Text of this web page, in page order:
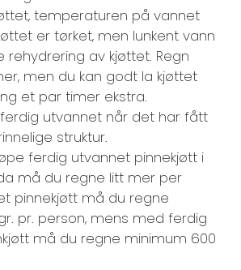
temperaturen på vannet
er tørket, men lunkent vann
rehydrering av kjøttet. Regn
men du kan godt la kjøttet
et par timer ekstra.
utvannet når det har fått
struktur.
ferdig utvannet pinnekjøtt i
må du regne litt mer per
pinnekjøtt må du regne
pr. person, mens med ferdig
må du regne minimum 600